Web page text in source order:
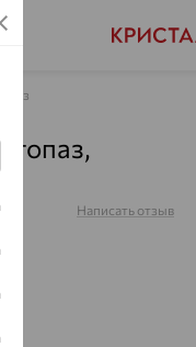
Написать отзыв